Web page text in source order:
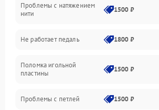
Подача ткани
Игловодитель и механизмы
Проблемы с натяжением
нити
1500 ₽
Не работает педаль 1800 ₽
Поломка игольной
пластины
1500 ₽
Проблемы с петлей 1500 ₽